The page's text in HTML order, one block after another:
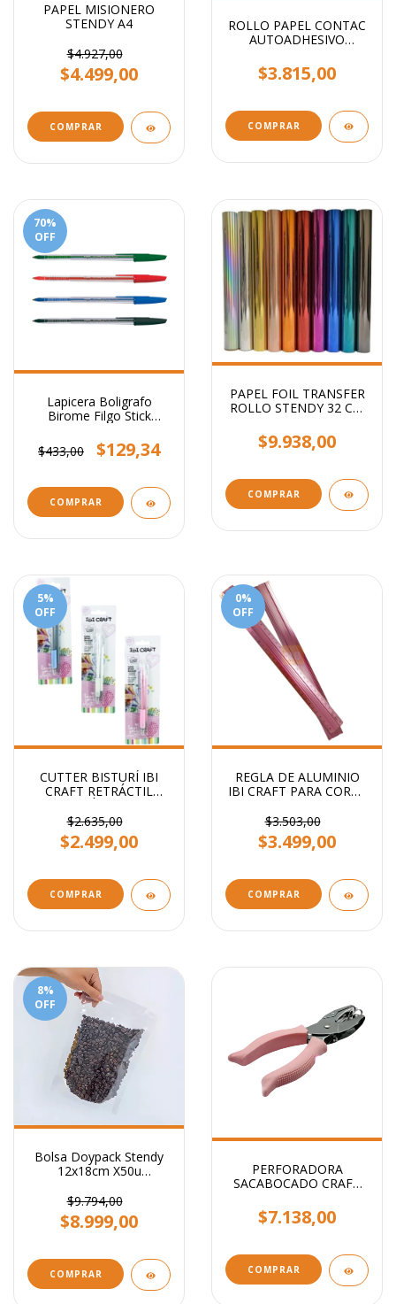
PAPEL MISIONERO
STENDY A4
$4.927,00
$4.499,00
COMPRAR
ROLLO PAPEL CONTAC
AUTOADHESIVO
X 45CM
$3.815,00
COMPRAR
70%
OFF
Lapicera Boligrafo
Birome Filgo Stick
$433,00
$129,34
COMPRAR
PAPEL FOIL TRANSFER
ROLLO STENDY 32 CM
$9.938,00
COMPRAR
5%
OFF
CUTTER BISTURÍ IBI
CRAFT RETRÁCTIL
BISTURI DE REPUESTO
$2.635,00
$2.499,00
0%
OFF
REGLA DE ALUMINIO
IBI CRAFT PARA CORTE
$3.503,00
$3.499,00
8%
OFF
Bolsa Doypack Stendy
12x18cm X50u
$9.794,00
$8.999,00
PERFORADORA
SACABOCADO CRAFT
$7.138,00
COMPRAR